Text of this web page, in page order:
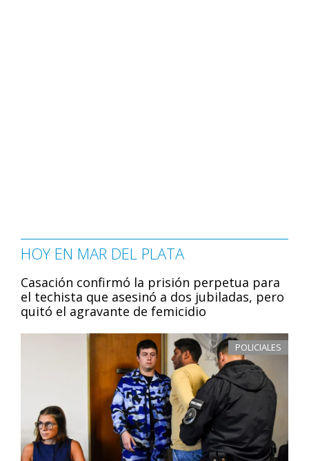
HOY EN MAR DEL PLATA
Casación confirmó la prisión perpetua para
el techista que asesinó a dos jubiladas, pero
quitó el agravante de femicidio
POLICIALES